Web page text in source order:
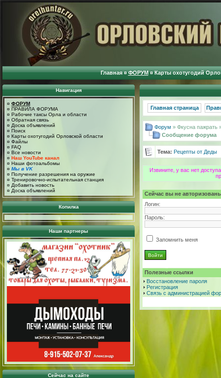
Главная ¤ ФОРУМ ¤ Карты охотугодий
Навигация
¤ ФОРУМ
¤ ПРАВИЛА ФОРУМА
¤ Рабочие таксы Орла и области
¤ Обратная связь
¤ Доска объявлений
¤ Поиск
¤ Карты охотугодий Орловской области
¤ Файлы
¤ FAQ
¤ Все новости
¤ Наш YouTube канал
¤ Наши фотоальбомы
¤ Мы в VK
¤ Получение разрешения на оружие
¤ Тренировочно-испытательная станция
¤ Добавить новость
¤ Доска объявлений
Копилка
Наши партнеры
Сейчас на сайте
Главная страница
Форум » Фкусна пажрать
Сообщение форума
Тема: Рецепты от Деды
Извините, у вас нет
Сейчас вы не
Логин:
Пароль:
Запомнить меня
Полезные ссылки
Восстановление пароля
Регистрация
Связь с администрацией